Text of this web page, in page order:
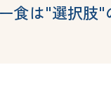
食は"選択肢"